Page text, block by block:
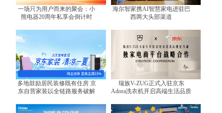
一场只为用户而来的聚会：小
熊电器20周年私享会倒计时
海尔智家携AI智慧家电进驻巴
西两大头部渠道
多地鼓励居民装修既有住房 京
东自营家装以全链路服务破解
瑞族V-ZUG正式入驻京东
Adora洗衣机开启高端生活品质